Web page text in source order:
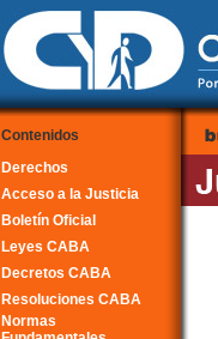
Contenidos
Derechos
Acceso a la Justicia
Boletín Oficial
Leyes CABA
Decretos CABA
Resoluciones CABA
Normas